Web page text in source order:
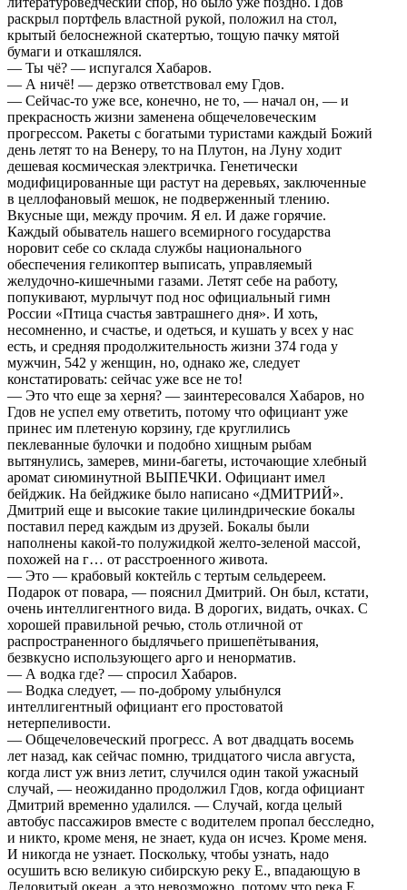
раскрыл портфель властной рукой, положил на стол,
крытый белоснежной скатертью, тощую пачку мятой
бумаги и откашлялся.
— Ты чё? — испугался Хабаров.
— А ничё! — дерзко ответствовал ему Гдов.
— Сейчас-то уже все, конечно, не то, — начал он, — и
прекрасность жизни заменена общечеловеческим
прогрессом. Ракеты с богатыми туристами каждый Божий
день летят то на Венеру, то на Плутон, на Луну ходит
дешевая космическая электричка. Генетически
модифицированные щи растут на деревьях, заключенные
в целлофановый мешок, не подверженный тлению.
Вкусные щи, между прочим. Я ел. И даже горячие.
Каждый обыватель нашего всемирного государства
норовит себе со склада службы национального
обеспечения геликоптер выписать, управляемый
желудочно-кишечными газами. Летят себе на работу,
попукивают, мурлычут под нос официальный гимн
России «Птица счастья завтрашнего дня». И хоть,
несомненно, и счастье, и одеться, и кушать у всех у нас
есть, и средняя продолжительность жизни 374 года у
мужчин, 542 у женщин, но, однако же, следует
констатировать: сейчас уже все не то!
— Это что еще за херня? — заинтересовался Хабаров, но
Гдов не успел ему ответить, потому что официант уже
принес им плетеную корзину, где круглились
пеклеванные булочки и подобно хищным рыбам
вытянулись, замерев, мини-багеты, источающие хлебный
аромат сиюминутной ВЫПЕЧКИ. Официант имел
бейджик. На бейджике было написано «ДМИТРИЙ».
Дмитрий еще и высокие такие цилиндрические бокалы
поставил перед каждым из друзей. Бокалы были
наполнены какой-то полужидкой желто-зеленой массой,
похожей на г… от расстроенного живота.
— Это — крабовый коктейль с тертым сельдереем.
Подарок от повара, — пояснил Дмитрий. Он был, кстати,
очень интеллигентного вида. В дорогих, видать, очках. С
хорошей правильной речью, столь отличной от
распространенного быдлячьего пришепётывания,
безвкусно использующего арго и ненорматив.
— А водка где? — спросил Хабаров.
— Водка следует, — по-доброму улыбнулся
интеллигентный официант его простоватой
нетерпеливости.
— Общечеловеческий прогресс. А вот двадцать восемь
лет назад, как сейчас помню, тридцатого числа августа,
когда лист уж вниз летит, случился один такой ужасный
случай, — неожиданно продолжил Гдов, когда официант
Дмитрий временно удалился. — Случай, когда целый
автобус пассажиров вместе с водителем пропал бесследно,
и никто, кроме меня, не знает, куда он исчез. Кроме меня.
И никогда не узнает. Поскольку, чтобы узнать, надо
осушить всю великую сибирскую реку Е., впадающую в
Ледовитый океан, а это невозможно, потому что река Е.